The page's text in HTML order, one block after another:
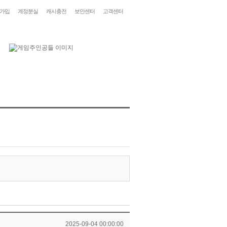
입 계정분실 캐시충전 보안센터 고객센터
2025-09-04 00:00:00